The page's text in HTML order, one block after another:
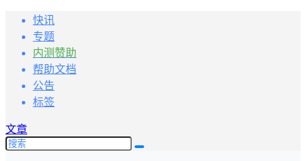
快讯
专题
内测赞助
帮助文档
公告
标签
文章